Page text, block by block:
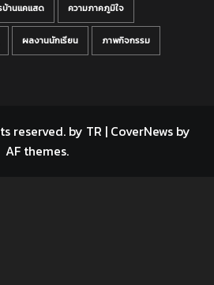
บ้านแคแสด ความภาคภูมิใจ
ผลงานนักเรียน ภาพกิจกรรม
reserved. by TR | CoverNews by
AF themes.